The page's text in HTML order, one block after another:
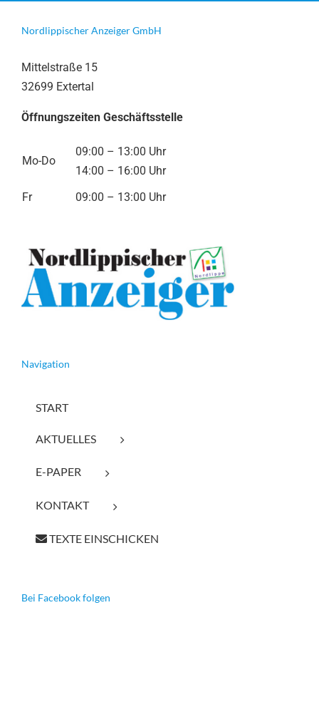
Nordlippischer Anzeiger GmbH
Mittelstraße 15
32699 Extertal
Öffnungszeiten Geschäftsstelle
Mo-Do
09:00 – 13:00 Uhr
14:00 – 16:00 Uhr
Fr
09:00 – 13:00 Uhr
Navigation
START
AKTUELLES
E-PAPER
KONTAKT
TEXTE EINSCHICKEN
Bei Facebook folgen